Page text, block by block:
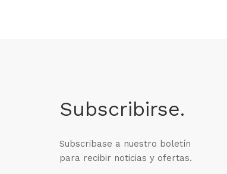
Subscribirse.
Subscribase a nuestro boletín
para recibir noticias y ofertas.